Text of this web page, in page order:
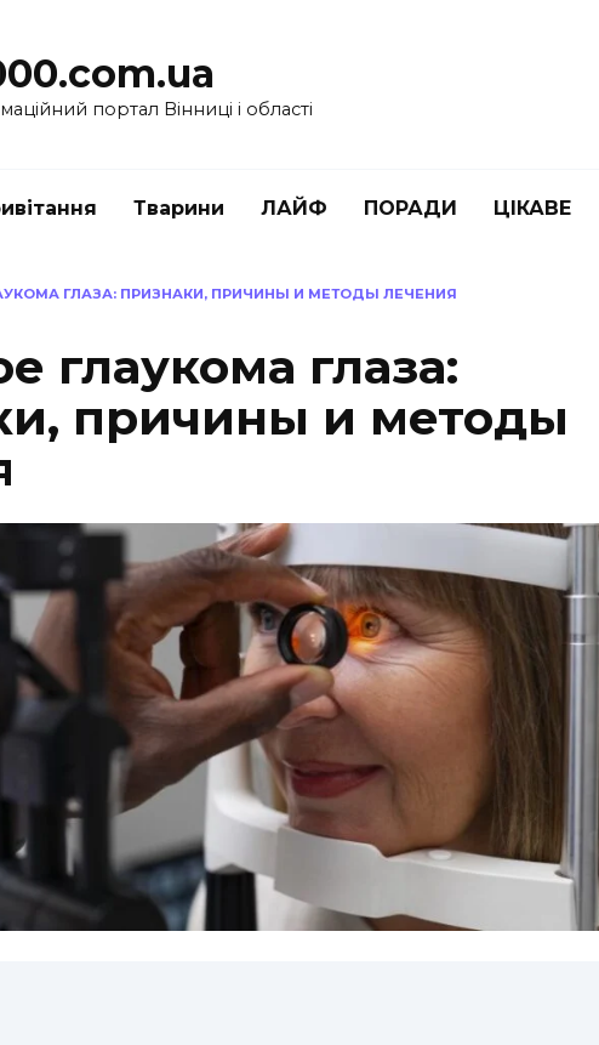
портал Вінниці і області
Тварини ЛАЙФ ПОРАДИ ЦІКАВЕ
ГЛАЗА: ПРИЗНАКИ, ПРИЧИНЫ И МЕТОДЫ ЛЕЧЕНИЯ
глаукома глаза:
причины и методы